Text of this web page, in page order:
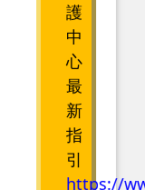
護
中
心
最
新
指
引
https://